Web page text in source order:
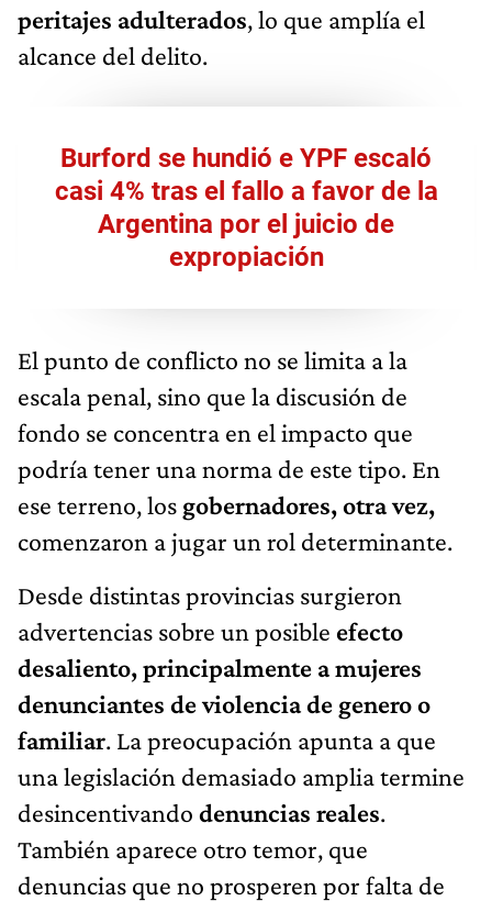
peritajes adulterados, lo que amplía el
alcance del delito.
Burford se hundió e YPF escaló
casi 4% tras el fallo a favor de la
Argentina por el juicio de
expropiación
El punto de conflicto no se limita a la
escala penal, sino que la discusión de
fondo se concentra en el impacto que
podría tener una norma de este tipo. En
ese terreno, los gobernadores, otra vez,
comenzaron a jugar un rol determinante.
Desde distintas provincias surgieron
advertencias sobre un posible efecto
desaliento,principalmente a mujeres
denunciantes de violencia de genero o
familiar. La preocupación apunta a que
una legislación demasiado amplia termine
desincentivando denuncias reales.
También aparece otro temor, que
denuncias que no prosperen por falta de